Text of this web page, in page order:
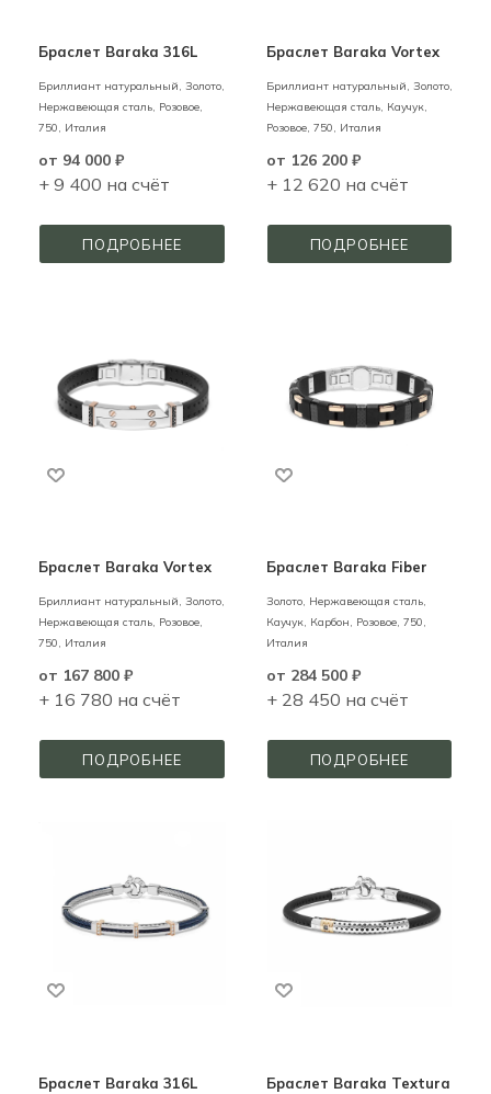
Браслет Baraka 316L
Бриллиант натуральный, Золото,
Нержавеющая сталь, Розовое,
750, Италия
от 94 000 ₽
+ 9 400 на счёт
ПОДРОБНЕЕ
Браслет Baraka Vortex
Бриллиант натуральный, Золото,
Нержавеющая сталь, Каучук,
Розовое, 750, Италия
от 126 200 ₽
+ 12 620 на счёт
ПОДРОБНЕЕ
Браслет Barakа Vortex
Бриллиант натуральный, Золото,
Нержавеющая сталь, Розовое,
750, Италия
от 167 800 ₽
+ 16 780 на счёт
ПОДРОБНЕЕ
Браслет Baraka Fiber
Золото, Нержавеющая сталь,
Каучук, Карбон, Розовое, 750,
Италия
от 284 500 ₽
+ 28 450 на счёт
ПОДРОБНЕЕ
Браслет Baraka 316L Браслет Baraka Textura